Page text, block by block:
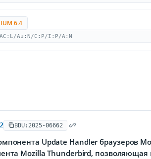
6.4
Au:N/C:P/I:P/A:N
BDU:2025-06662
Update Handler браузеров
Mozilla Thunderbird,